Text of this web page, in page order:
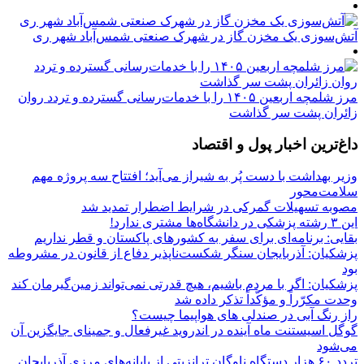
آتش‌سوزی یک مخزن گاز در شهرک صنعتی شمس‌آباد شهر ری
مرز شلمچه اربعین ۱۴۰۵ را با خدمات‌رسانی گسترده و تردد روان
زائران پشت سر گذاشت
داغ‌ترین اخبار پول و اقتصاد
وزیر بهداشت با دست پُر به شیراز می‌آید؛ افتتاح سه پروژه مهم
سلامت‌محور
مصوبه تسهیلات گمرکی در شرایط اضطرار تمدید شد
این ۳ رشته پزشکی در دانشگاه‌ها مشتری ندارد!
بقایی: برنامه‌ای برای سفر به کشورهای پاکستان و قطر نداریم
پزشکیان: آذربایجان سنگر شکست‌ناپذیر دفاع از قانون در مشروطه
بود
پزشکیان: اگر با مردم باشیم، هیچ قدرتی نمی‌تواند زمین‌گیرمان کند
وحدت مکرّراً و مؤکّداً تذکر داده شد
راز رنگ آبی در صندلی های هواپیما چیست؟
گوگل اسیستنت ماه آینده در اندروید غیرفعال و جمینای جایگزین آن
می‌شود